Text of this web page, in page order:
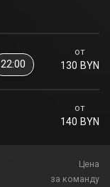
от
130 BYN
22:00
от
140 BYN
Цена
за команду